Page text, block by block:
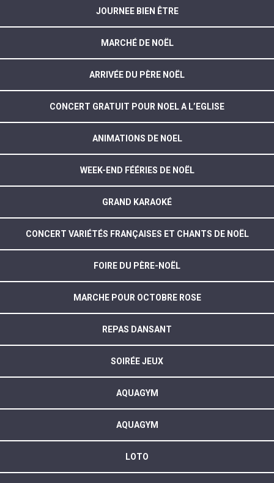
JOURNEE BIEN ÊTRE
MARCHÉ DE NOËL
ARRIVÉE DU PÈRE NOËL
CONCERT GRATUIT POUR NOEL A L’EGLISE
ANIMATIONS DE NOEL
WEEK-END FÉÉRIES DE NOËL
GRAND KARAOKÉ
CONCERT VARIÉTÉS FRANÇAISES ET CHANTS DE NOËL
FOIRE DU PÈRE-NOËL
MARCHE POUR OCTOBRE ROSE
REPAS DANSANT
SOIRÉE JEUX
AQUAGYM
AQUAGYM
LOTO